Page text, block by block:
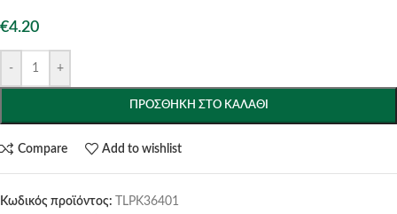
€4.20
- +
ΠΡΟΣΘΉΚΗ ΣΤΟ ΚΑΛΆΘΙ
Compare Add to wishlist
Κωδικός προϊόντος:
TLPK36401